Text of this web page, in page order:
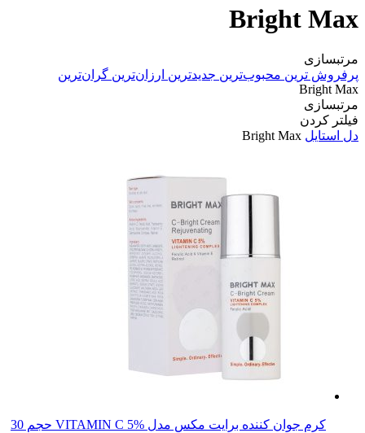
Bright Max
مرتبسازی
پرفروش ترین محبوب‌ترین جدیدترین ارزان‌ترین گران‌ترین
Bright Max
مرتبسازی
فیلتر کردن
دل استایل Bright Max
کرم جوان کننده برایت مکس مدل VITAMIN C 5% حجم 30